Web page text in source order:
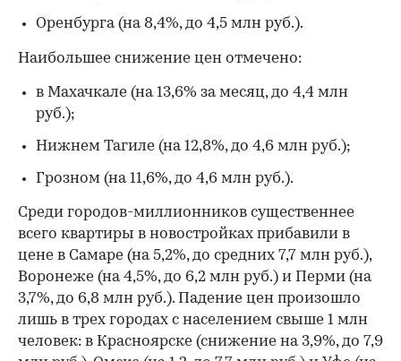
Оренбурга (на 8,4%, до 4,5 млн руб.).
Наибольшее снижение цен отмечено:
в Махачкале (на 13,6% за месяц, до 4,4 млн
руб.);
Нижнем Тагиле (на 12,8%, до 4,6 млн руб.);
Грозном (на 11,6%, до 4,6 млн руб.).
Среди городов-миллионников существеннее
всего квартиры в новостройках прибавили в
цене в Самаре (на 5,2%, до средних 7,7 млн руб.),
Воронеже (на 4,5%, до 6,2 млн руб.) и Перми (на
3,7%, до 6,8 млн руб.). Падение цен произошло
лишь в трех городах с населением свыше 1 млн
человек: в Красноярске (снижение на 3,9%, до 7,9